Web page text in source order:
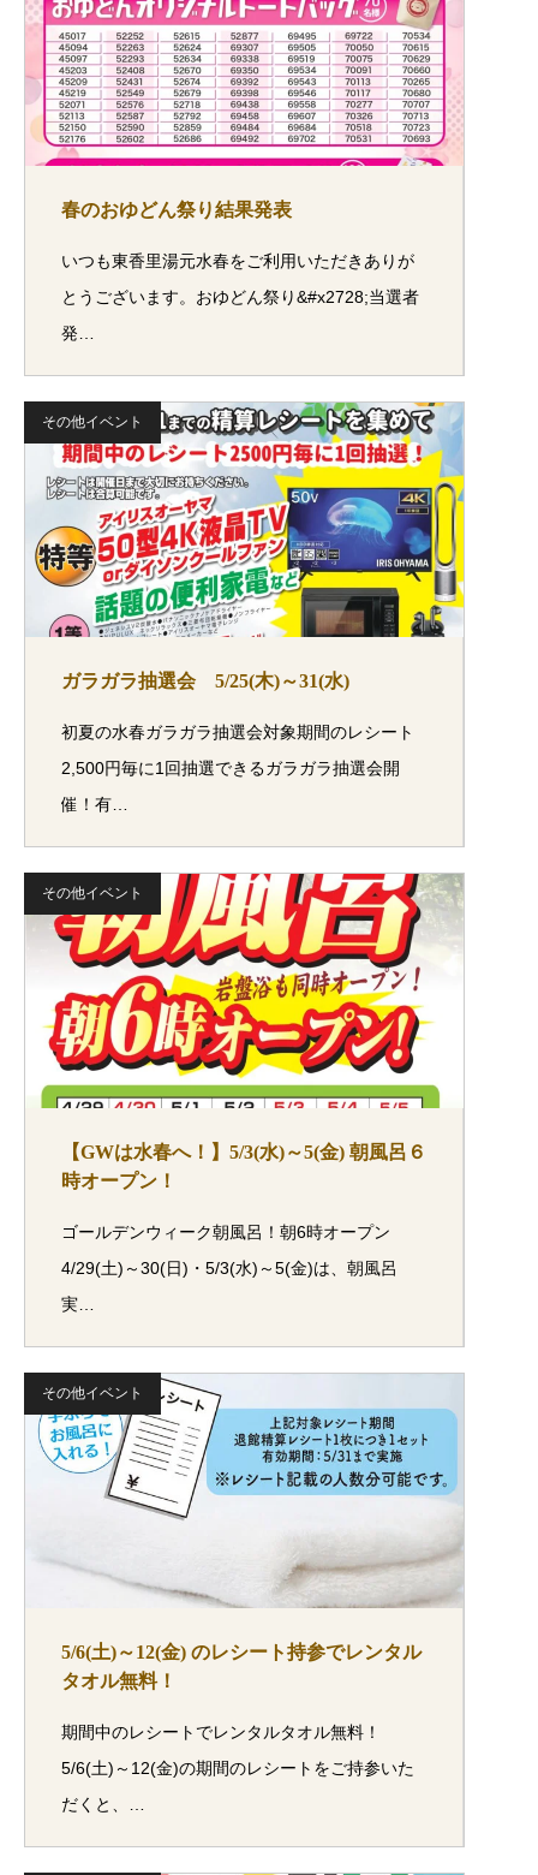
春のおゆどん祭り結果発表
いつも東香里湯元水春をご利用いただきありが
とうございます。おゆどん祭り&#x2728;当選者
発…
その他イベント
ガラガラ抽選会 5/25(木)～31(水)
初夏の水春ガラガラ抽選会対象期間のレシート
2,500円毎に1回抽選できるガラガラ抽選会開
催！有…
その他イベント
【GWは水春へ！】5/3(水)～5(金) 朝風呂６
時オープン！
ゴールデンウィーク朝風呂！朝6時オープン
4/29(土)～30(日)・5/3(水)～5(金)は、朝風呂
実…
その他イベント
5/6(土)～12(金) のレシート持参でレンタル
タオル無料！
期間中のレシートでレンタルタオル無料！
5/6(土)～12(金)の期間のレシートをご持参いた
だくと、…